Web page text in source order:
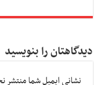
دیدگاهتان را بنویسید
نشانی ایمیل شما منتشر